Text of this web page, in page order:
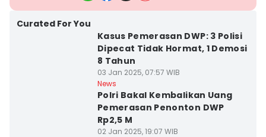
Curated For You
Kasus Pemerasan DWP: 3 Polisi
Dipecat Tidak Hormat, 1 Demosi
8 Tahun
03 Jan 2025, 07:57 WIB
News
Polri Bakal Kembalikan Uang
Pemerasan Penonton DWP
Rp2,5 M
02 Jan 2025, 19:07 WIB